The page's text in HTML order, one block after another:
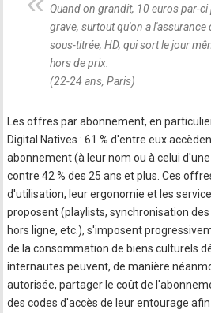
Quand on grandit, 10 euros par-ci
grave, surtout qu'on a l'assurance
sous-titrée, HD, qui sort le jour
hors de prix.
(22-24 ans, Paris)
Les offres par abonnement, en
Digital Natives : 61 % d'entre eux
abonnement (à leur nom ou à celui
contre 42 % des 25 ans et plus. Ces
d'utilisation, leur ergonomie et les
proposent (playlists, synchronisation
hors ligne, etc.), s'imposent
de la consommation de biens culturels
internautes peuvent, de manière
autorisée, partager le coût de
des codes d'accès de leur entourage